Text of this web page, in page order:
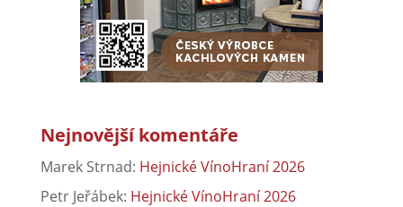
Nejnovější komentáře
Marek Strnad: Hejnické VínoHraní 2026
Petr Jeřábek: Hejnické VínoHraní 2026